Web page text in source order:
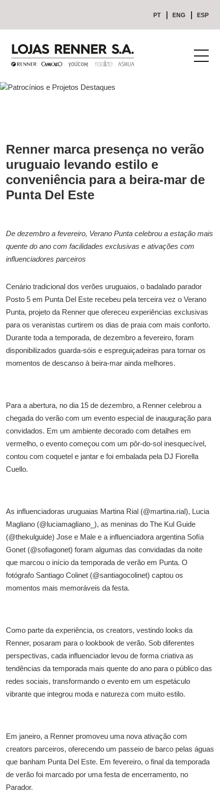
PT ENG ESP
Renner marca presença no verão
uruguaio levando estilo e
conveniência para a beira-mar de
Punta Del Este
De dezembro a fevereiro, Verano Punta celebrou a estação mais
quente do ano com facilidades exclusivas e ativações com
influenciadores parceiros
Cenário tradicional dos verões uruguaios, o badalado parador
Posto 5 em Punta Del Este recebeu pela terceira vez o Verano
Punta, projeto da Renner que ofereceu experiências exclusivas
para os veranistas curtirem os dias de praia com mais conforto.
Durante toda a temporada, de dezembro a fevereiro, foram
disponibilizados guarda-sóis e espreguiçadeiras para tornar os
momentos de descanso à beira-mar ainda melhores.
Para a abertura, no dia 15 de dezembro, a Renner celebrou a
chegada do verão com um evento especial de inauguração para
convidados. Em um ambiente decorado com detalhes em
vermelho, o evento começou com um pôr-do-sol inesquecível,
contou com coquetel e jantar e foi embalada pela DJ Fiorella
Cuello.
As influenciadoras uruguaias Martina Rial (@martina.rial), Lucia
Magliano (@luciamagliano_), as meninas do The Kul Guide
(@thekulguide) Jose e Male e a influenciadora argentina Sofía
Gonet (@sofiagonet) foram algumas das convidadas da noite
que marcou o início da temporada de verão em Punta. O
fotógrafo Santiago Colinet (@santiagocolinet) captou os
momentos mais memoráveis da festa.
Como parte da experiência, os creators, vestindo looks da
Renner, posaram para o lookbook de verão. Sob diferentes
perspectivas, cada influenciador levou de forma criativa as
tendências da temporada mais quente do ano para o público das
redes sociais, transformando o evento em um espetáculo
vibrante que integrou moda e natureza com muito estilo.
Em janeiro, a Renner promoveu uma nova ativação com
creators parceiros, oferecendo um passeio de barco pelas águas
que banham Punta Del Este. Em fevereiro, o final da temporada
de verão foi marcado por uma festa de encerramento, no
Parador.